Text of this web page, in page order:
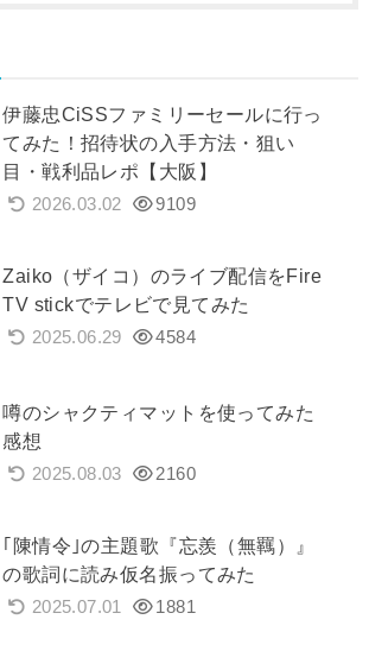
伊藤忠CiSSファミリーセールに行っ
てみた！招待状の入手方法・狙い
目・戦利品レポ【大阪】
2026.03.02 9109
Zaiko（ザイコ）のライブ配信をFire
TV stickでテレビで見てみた
2025.06.29 4584
噂のシャクティマットを使ってみた
感想
2025.08.03 2160
｢陳情令｣の主題歌『忘羨（無羈）』
の歌詞に読み仮名振ってみた
2025.07.01 1881